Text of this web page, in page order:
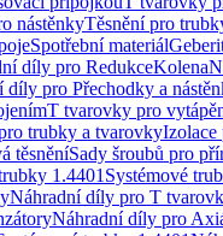
nástěnkyTěsnění pro
Spotřební materiál
díly pro RedukceKolena
díly pro Přechodky a
T tvarovky pro
trubky a tvarovkyIzolace
těsněníSady šroubů pro
1.4401 Systémové
Náhradní díly pro T
Náhradní díly pro